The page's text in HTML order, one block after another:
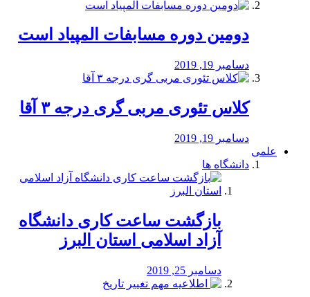
دومین دوره مسابفات المپیاد است
دسامبر 19, 2019
کلاس تئوری مربی گری درجه ۳ آقا
دسامبر 19, 2019
علمی
دانشگاه ها
بازگشت ساعت کاری دانشگاه
آزاد اسلامی استان البرز
دسامبر 25, 2019